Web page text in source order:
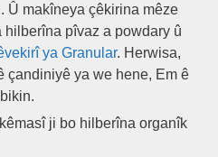
Û makîneya çêkirina mêze
pîvaz a powdary û
ya Granular. Herwisa,
çandiniyê ya we hene, Em ê